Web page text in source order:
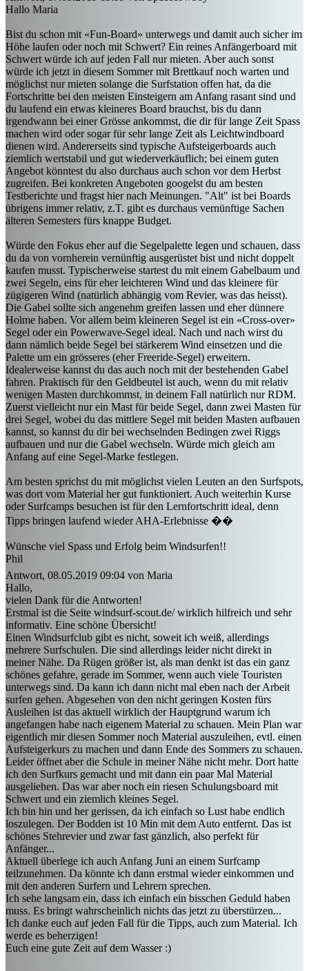
Hallo Maria
Bist du schon mit «Fun-Board» unterwegs und damit auch sicher im
Höhe laufen oder noch mit Schwert? Ein reines Anfängerboard mit
Schwert würde ich auf jeden Fall nur mieten. Aber auch sonst
würde ich jetzt in diesem Sommer mit Brettkauf noch warten und
möglichst nur mieten solange die Surfstation offen hat, da die
Fortschritte bei den meisten Einsteigern am Anfang rasant sind und
du laufend ein etwas kleineres Board brauchst, bis du dann
irgendwann bei einer Grösse ankommst, die dir für lange Zeit Spass
machen wird oder sogar für sehr lange Zeit als Leichtwindboard
dienen wird. Andererseits sind typische Aufsteigerboards auch
ziemlich wertstabil und gut wiederverkäuflich; bei einem guten
Angebot könntest du also durchaus auch schon vor dem Herbst
zugreifen. Bei konkreten Angeboten googelst du am besten
Testberichte und fragst hier nach Meinungen. "Alt" ist bei Boards
übrigens immer relativ, z.T. gibt es durchaus vernünftige Sachen
älteren Semesters fürs knappe Budget.
Würde den Fokus eher auf die Segelpalette legen und schauen, dass
du da von vornherein vernünftig ausgerüstet bist und nicht doppelt
kaufen musst. Typischerweise startest du mit einem Gabelbaum und
zwei Segeln, eins für eher leichteren Wind und das kleinere für
zügigeren Wind (natürlich abhängig vom Revier, was das heisst).
Die Gabel sollte sich angenehm greifen lassen und eher dünnere
Holme haben. Vor allem beim kleineren Segel ist ein «Cross-over»
Segel oder ein Powerwave-Segel ideal. Nach und nach wirst du
dann nämlich beide Segel bei stärkerem Wind einsetzen und die
Palette um ein grösseres (eher Freeride-Segel) erweitern.
Idealerweise kannst du das auch noch mit der bestehenden Gabel
fahren. Praktisch für den Geldbeutel ist auch, wenn du mit relativ
wenigen Masten durchkommst, in deinem Fall natürlich nur RDM.
Zuerst vielleicht nur ein Mast für beide Segel, dann zwei Masten für
drei Segel, wobei du das mittlere Segel mit beiden Masten aufbauen
kannst, so kannst du dir bei wechselnden Bedingen zwei Riggs
aufbauen und nur die Gabel wechseln. Würde mich gleich am
Anfang auf eine Segel-Marke festlegen.
Am besten sprichst du mit möglichst vielen Leuten an den Surfspots,
was dort vom Material her gut funktioniert. Auch weiterhin Kurse
oder Surfcamps besuchen ist für den Lernfortschritt ideal, denn
Tipps bringen laufend wieder AHA-Erlebnisse ��
Wünsche viel Spass und Erfolg beim Windsurfen!!
Phil
Antwort, 08.05.2019 09:04 von Maria
Hallo,
vielen Dank für die Antworten!
Erstmal ist die Seite windsurf-scout.de/ wirklich hilfreich und sehr
informativ. Eine schöne Übersicht!
Einen Windsurfclub gibt es nicht, soweit ich weiß, allerdings
mehrere Surfschulen. Die sind allerdings leider nicht direkt in
meiner Nähe. Da Rügen größer ist, als man denkt ist das ein ganz
schönes gefahre, gerade im Sommer, wenn auch viele Touristen
unterwegs sind. Da kann ich dann nicht mal eben nach der Arbeit
surfen gehen. Abgesehen von den nicht geringen Kosten fürs
Ausleihen ist das aktuell wirklich der Hauptgrund warum ich
angefangen habe nach eigenem Material zu schauen. Mein Plan war
eigentlich mir diesen Sommer noch Material auszuleihen, evtl. einen
Aufsteigerkurs zu machen und dann Ende des Sommers zu schauen.
Leider öffnet aber die Schule in meiner Nähe nicht mehr. Dort hatte
ich den Surfkurs gemacht und mit dann ein paar Mal Material
ausgeliehen. Das war aber noch ein riesen Schulungsboard mit
Schwert und ein ziemlich kleines Segel.
Ich bin hin und her gerissen, da ich einfach so Lust habe endlich
loszulegen. Der Bodden ist 10 Min mit dem Auto entfernt. Das ist
schönes Stehrevier und zwar fast gänzlich, also perfekt für
Anfänger...
Aktuell überlege ich auch Anfang Juni an einem Surfcamp
teilzunehmen. Da könnte ich dann erstmal wieder einkommen und
mit den anderen Surfern und Lehrern sprechen.
Ich sehe langsam ein, dass ich einfach ein bisschen Geduld haben
muss. Es bringt wahrscheinlich nichts das jetzt zu überstürzen...
Ich danke euch auf jeden Fall für die Tipps, auch zum Material. Ich
werde es beherzigen!
Euch eine gute Zeit auf dem Wasser :)